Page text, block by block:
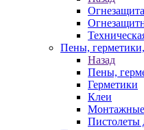
Огнезащита
Пены,
Назад
Пены,
Герметики
Клеи
Пистолеты